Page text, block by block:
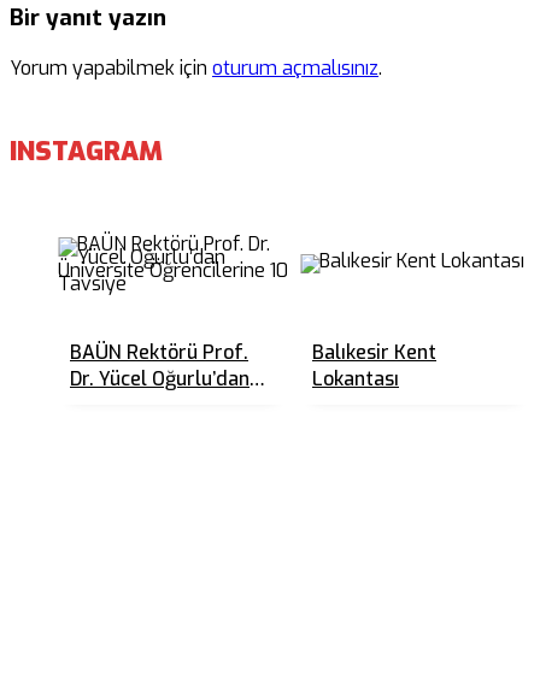
Bir yanıt yazın
Yorum yapabilmek için oturum açmalısınız.
INSTAGRAM
BAÜN Rektörü Prof.
Dr. Yücel Oğurlu’dan
Balıkesir Kent
Lokantası